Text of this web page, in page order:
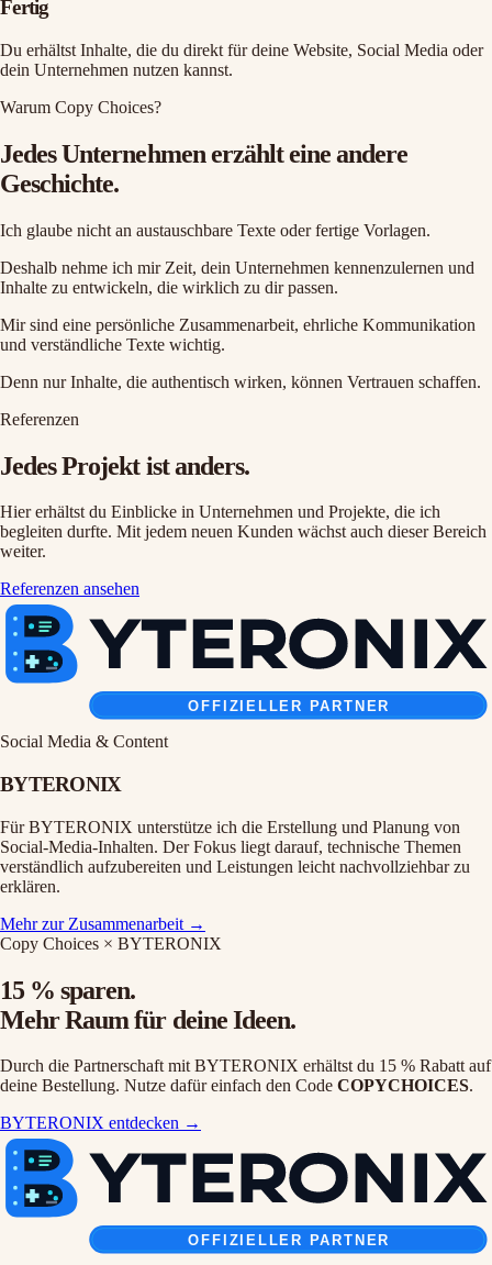
Fertig
Du erhältst Inhalte, die du direkt für deine Website, Social Media oder
dein Unternehmen nutzen kannst.
Warum Copy Choices?
Jedes Unternehmen erzählt eine andere
Geschichte.
Ich glaube nicht an austauschbare Texte oder fertige Vorlagen.
Deshalb nehme ich mir Zeit, dein Unternehmen kennenzulernen und
Inhalte zu entwickeln, die wirklich zu dir passen.
Mir sind eine persönliche Zusammenarbeit, ehrliche Kommunikation
und verständliche Texte wichtig.
Denn nur Inhalte, die authentisch wirken, können Vertrauen schaffen.
Referenzen
Jedes Projekt ist anders.
Hier erhältst du Einblicke in Unternehmen und Projekte, die ich
begleiten durfte. Mit jedem neuen Kunden wächst auch dieser Bereich
weiter.
Referenzen ansehen
Social Media & Content
BYTERONIX
Für BYTERONIX unterstütze ich die Erstellung und Planung von
Social-Media-Inhalten. Der Fokus liegt darauf, technische Themen
verständlich aufzubereiten und Leistungen leicht nachvollziehbar zu
erklären.
Mehr zur Zusammenarbeit →
Copy Choices × BYTERONIX
15 % sparen.
Mehr Raum für deine Ideen.
Durch die Partnerschaft mit BYTERONIX erhältst du 15 % Rabatt auf
deine Bestellung. Nutze dafür einfach den Code COPYCHOICES.
BYTERONIX entdecken →